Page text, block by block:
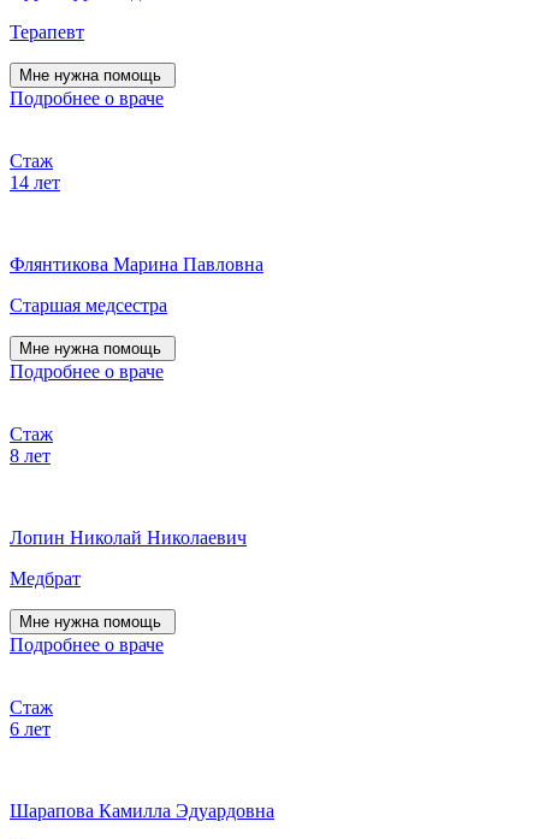
Терапевт
Мне нужна помощь
Подробнее о враче
Стаж
14 лет
Флянтикова Марина Павловна
Старшая медсестра
Мне нужна помощь
Подробнее о враче
Стаж
8 лет
Лопин Николай Николаевич
Медбрат
Мне нужна помощь
Подробнее о враче
Стаж
6 лет
Шарапова Камилла Эдуардовна